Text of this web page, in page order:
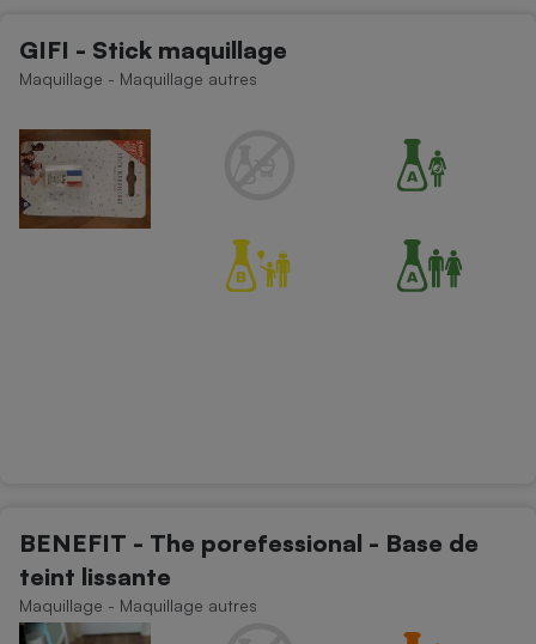
GIFI - Stick maquillage
Maquillage - Maquillage autres
BENEFIT - The porefessional - Base de
teint lissante
Maquillage - Maquillage autres